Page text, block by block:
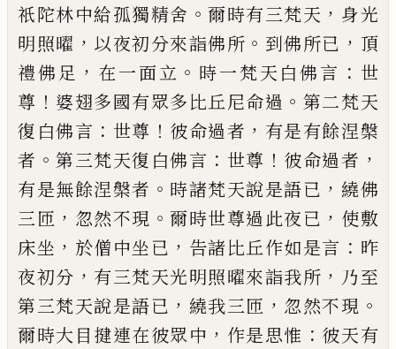
祇陀林中給孤獨精舍 。爾時有三梵天 ， 身光
明照曜 ， 以夜初分來詣佛所 。 到佛所已 ， 頂
禮佛足 ， 在一面立 。 時一梵天白佛言 ： 世
尊 ！ 婆翅多國有眾多比丘尼命過 。 第二梵天
復白佛言 ： 世尊 ！ 彼命過者 ， 有是有餘涅槃
者 。第三梵天復 白佛言 ： 世尊 ！ 彼命過者 ，
有是無餘涅槃者 。 時諸梵天說是語已 ， 繞佛
三匝 ， 忽然不現 。爾時世尊過此夜已 ， 使敷
床坐 ， 於僧中坐已 ， 告諸比丘作如是言 ： 昨
夜初分 ， 有三梵天光明照曜來詣我所 ， 乃至
第三梵天說是語已 ， 繞我三匝 ， 忽然不現 。
爾時大目揵連在彼眾中 ， 作是思惟 ： 彼天有